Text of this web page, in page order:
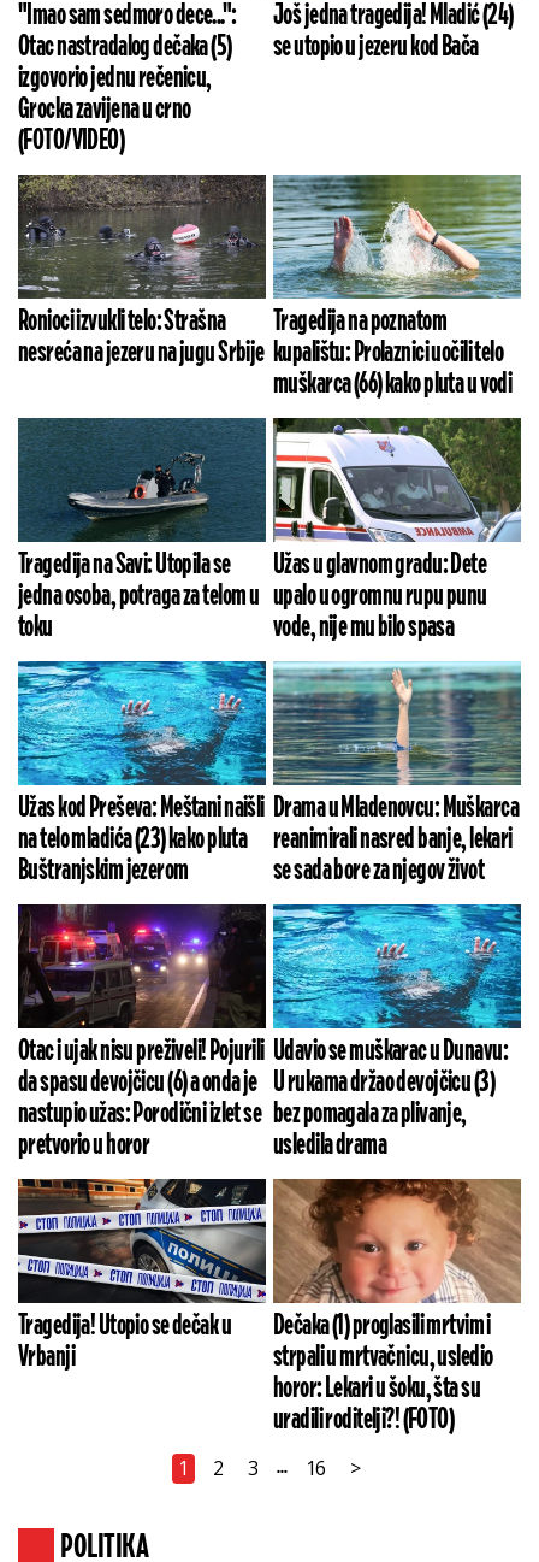
"Imao sam sedmoro dece...":
Otac nastradalog dečaka (5)
izgovorio jednu rečenicu,
Grocka zavijena u crno
(FOTO/VIDEO)
Još jedna tragedija! Mladić (24)
se utopio u jezeru kod Bača
Ronioci izvukli telo: Strašna
nesreća na jezeru na jugu Srbije
Tragedija na poznatom
kupalištu: Prolaznici uočili telo
muškarca (66) kako pluta u vodi
Tragedija na Savi: Utopila se
jedna osoba, potraga za telom u
toku
Užas u glavnom gradu: Dete
upalo u ogromnu rupu punu
vode, nije mu bilo spasa
Užas kod Preševa: Meštani naišli
na telo mladića (23) kako pluta
Buštranjskim jezerom
Drama u Mladenovcu: Muškarca
reanimirali nasred banje, lekari
se sada bore za njegov život
Otac i ujak nisu preživeli! Pojurili
da spasu devojčicu (6) a onda je
nastupio užas: Porodični izlet se
pretvorio u horor
Udavio se muškarac u Dunavu:
U rukama držao devojčicu (3)
bez pomagala za plivanje,
usledila drama
Tragedija! Utopio se dečak u
Vrbanji
Dečaka (1) proglasili mrtvim i
strpali u mrtvačnicu, usledio
horor: Lekari u šoku, šta su
uradili roditelji?! (FOTO)
1 2 3 ... 16 >
POLITIKA